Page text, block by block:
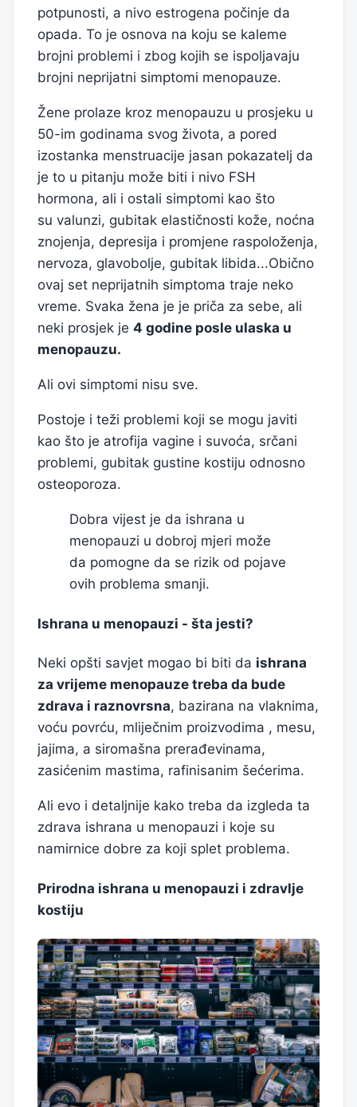
potpunosti, a nivo estrogena počinje da
opada. To je osnova na koju se kaleme
brojni problemi i zbog kojih se ispoljavaju
brojni neprijatni simptomi menopauze.
Žene prolaze kroz menopauzu u prosjeku u
50-im godinama svog života, a pored
izostanka menstruacije jasan pokazatelj da
je to u pitanju može biti i nivo FSH
hormona, ali i ostali simptomi kao što
su valunzi, gubitak elastičnosti kože, noćna
znojenja, depresija i promjene raspoloženja,
nervoza, glavobolje, gubitak libida...Obično
ovaj set neprijatnih simptoma traje neko
vreme. Svaka žena je je priča za sebe, ali
neki prosjek je 4 godine posle ulaska u
menopauzu.
Ali ovi simptomi nisu sve.
Postoje i teži problemi koji se mogu javiti
kao što je atrofija vagine i suvoća, srčani
problemi, gubitak gustine kostiju odnosno
osteoporoza.
Dobra vijest je da ishrana u
menopauzi u dobroj mjeri može
da pomogne da se rizik od pojave
ovih problema smanji.
Ishrana u menopauzi - šta jesti?
Neki opšti savjet mogao bi biti da ishrana
za vrijeme menopauze treba da bude
zdrava i raznovrsna, bazirana na vlaknima,
voću povrću, mliječnim proizvodima , mesu,
jajima, a siromašna prerađevinama,
zasićenim mastima, rafinisanim šećerima.
Ali evo i detaljnije kako treba da izgleda ta
zdrava ishrana u menopauzi i koje su
namirnice dobre za koji splet problema.
Prirodna ishrana u menopauzi i zdravlje
kostiju